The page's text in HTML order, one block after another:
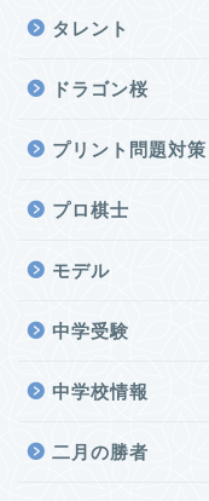
タレント
ドラゴン桜
プリント問題対策
プロ棋士
モデル
中学受験
中学校情報
二月の勝者